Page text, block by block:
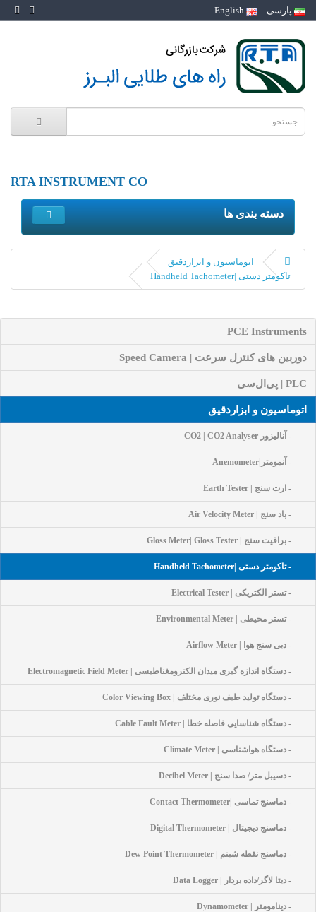
پارسی
RTA INSTRUMENT CO
دسته بندی ها
اتوماسیون و ابزاردقیق
تاکومتر دستی |Handheld Tachometer
PCE Instruments
دوربین های کنترل سرعت | Speed Camera
PLC | پی‌ال‌سی
اتوماسیون و ابزاردقیق
- آنالیزور CO2 | CO2 Analyser
- آنمومتر|Anemometer
- ارت سنج | Earth Tester
- باد سنج | Air Velocity Meter
- براقیت سنج | Gloss Meter| Gloss Tester
- تاکومتر دستی |Handheld Tachometer
- تستر الکتریکی | Electrical Tester
- تستر محیطی | Environmental Meter
- دبی سنج هوا | Airflow Meter
- دستگاه اندازه گیری میدان الکترومغناطیسی | Electromagnetic Field Meter
- دستگاه تولید طیف نوری مختلف | Color Viewing Box
- دستگاه شناسایی فاصله خطا | Cable Fault Meter
- دستگاه هواشناسی | Climate Meter
- دسیبل متر/ صدا سنج | Decibel Meter
- دماسنج تماسی |Contact Thermometer
- دماسنج دیجیتال | Digital Thermometer
- دماسنج نقطه شبنم | Dew Point Thermometer
- دیتا لاگر/داده بردار | Data Logger
- دینامومتر | Dynamometer